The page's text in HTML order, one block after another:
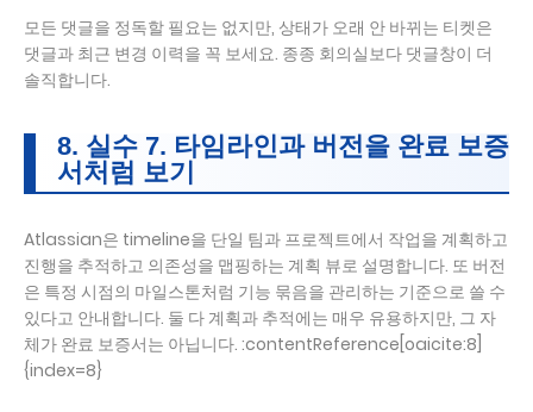
모든 댓글을 정독할 필요는 없지만, 상태가 오래 안 바뀌는 티켓은
댓글과 최근 변경 이력을 꼭 보세요. 종종 회의실보다 댓글창이 더
솔직합니다.
8. 실수 7. 타임라인과 버전을 완료 보증
서처럼 보기
Atlassian은 timeline을 단일 팀과 프로젝트에서 작업을 계획하고
진행을 추적하고 의존성을 맵핑하는 계획 뷰로 설명합니다. 또 버전
은 특정 시점의 마일스톤처럼 기능 묶음을 관리하는 기준으로 쓸 수
있다고 안내합니다. 둘 다 계획과 추적에는 매우 유용하지만, 그 자
체가 완료 보증서는 아닙니다. :contentReference[oaicite:8]
{index=8}